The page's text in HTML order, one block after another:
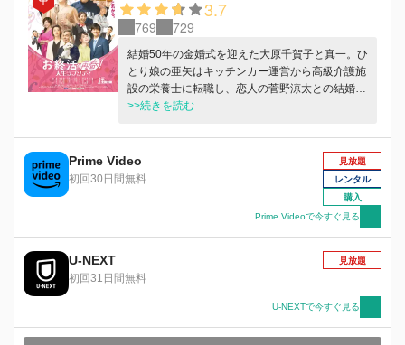
3.7
769 729
結婚50年の金婚式を迎えた大原千賀子と真一。ひ
とり娘の亜矢はキッチンカー運営から高級介護施
設の栄養士に転職し、恋人の菅野涼太との結婚も
目前に控えている。順風満帆な大原家だったが、
一方で、千賀子は若い頃に習っていたシャンソン
の恩師の娘・丸山英恵との出会いをきっかけに、
再びレッスンに通い始める。音楽ライブプロデュ
ーサーでもある英恵からコンサート出演を勧めら
れて張り切る千賀子だったが、コンサート目前に
開催が危うくなり……。はたして、千賀子はステ
>>続きを読む
Prime Video
初回30日間無料
見放題
レンタル
購入
Prime Videoで今すぐ見る
U-NEXT
初回31日間無料
見放題
U-NEXTで今すぐ見る